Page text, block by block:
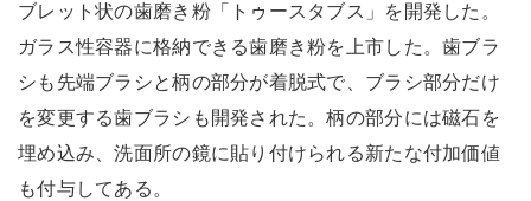
ブレット状の歯磨き粉「トゥースタブス」を開発した。
ガラス性容器に格納できる歯磨き粉を上市した。歯ブラ
シも先端ブラシと柄の部分が着脱式で、ブラシ部分だけ
を変更する歯ブラシも開発された。柄の部分には磁石を
埋め込み、洗面所の鏡に貼り付けられる新たな付加価値
も付与してある。